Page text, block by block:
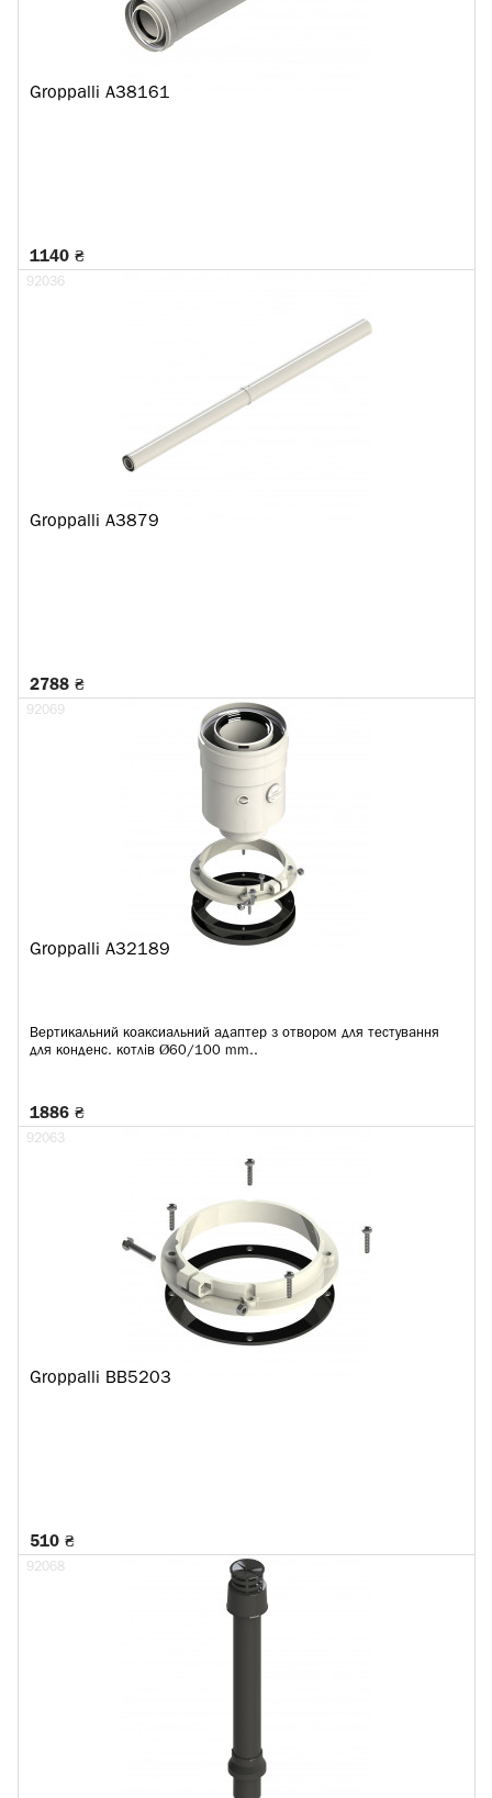
Groppalli A38161
1140 ₴
Groppalli A3879
92036
2788 ₴
Groppalli A32189
Вертикальний коаксиальний адаптер з отвором для тестування
для конденс. котлів Ø60/100 mm..
92069
1886 ₴
Groppalli BB5203
92063
510 ₴
92068